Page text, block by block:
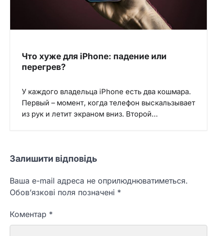
Что хуже для iPhone: падение или
перегрев?
У каждого владельца iPhone есть два кошмара.
Первый – момент, когда телефон выскальзывает
из рук и летит экраном вниз. Второй…
Залишити відповідь
Ваша e-mail адреса не оприлюднюватиметься.
Обов’язкові поля позначені *
Коментар *